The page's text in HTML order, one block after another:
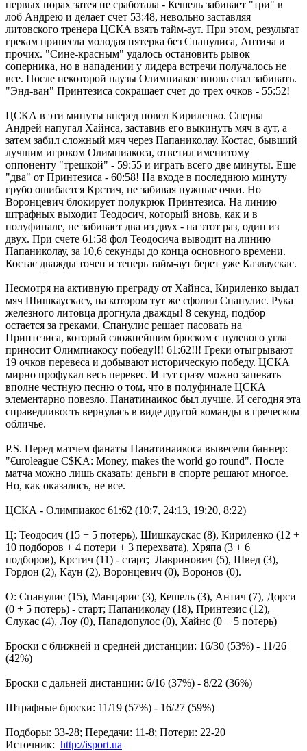
первых порах затея не сработала - Кешель забивает "три" в
лоб Андрею и делает счет 53:48, невольно заставляя
литовского тренера ЦСКА взять тайм-аут. При этом, результат
грекам принесла молодая пятерка без Спанулиса, Антича и
прочих. "Сине-красным" удалось остановить рывок
соперника, но в нападении у лидера встречи получалось не
все. После некоторой паузы Олимпиакос вновь стал забивать.
"Энд-ван" Принтезиса сокращает счет до трех очков - 55:52!
ЦСКА в эти минуты вперед повел Кириленко. Сперва
Андрей напугал Хайнса, заставив его выкинуть мяч в аут, а
затем забил сложный мяч через Папаниколау. Костас, бывший
лучшим игроком Олимпиакоса, ответил именитому
оппоненту "трешкой" - 59:55 и играть всего две минуты. Еще
"два" от Принтезиса - 60:58! На входе в последнюю минуту
грубо ошибается Крстич, не забивая нужные очки. Но
Воронцевич блокирует полукрюк Принтезиса. На линию
штрафных выходит Теодосич, который вновь, как и в
полуфинале, не забивает два из двух - на этот раз, один из
двух. При счете 61:58 фол Теодосича выводит на линию
Папаниколау, за 10,6 секунды до конца основного времени.
Костас дважды точен и теперь тайм-аут берет уже Казлаускас.
Несмотря на активную преграду от Хайнса, Кириленко выдал
мяч Шишкаускасу, на котором тут же сфолил Спанулис. Рука
железного литовца дрогнула дважды! 8 секунд, подбор
остается за греками, Спанулис решает пасовать на
Принтезиса, который сложнейшим броском с нулевого угла
приносит Олимпиакосу победу!!! 61:62!!! Греки отыгрывают
19 очков перевеса и добывают историческую победу. ЦСКА
мирно профукал весь перевес. И тут сразу можно запевать
вполне честную песню о том, что в полуфинале ЦСКА
элементарно повезло. Панатинаикос был лучше. И сегодня эта
справедливость вернулась в виде другой команды в греческом
обличье.
P.S. Перед матчем фанаты Панатинаикоса вывесели баннер:
"€uroleague C$KA: Money, makes the world go round". После
матча можно лишь сказать: деньги в спорте решают многое.
Но, как оказалось, не все.
ЦСКА - Олимпиакос 61:62 (10:7, 24:13, 19:20, 8:22)
Ц: Теодосич (15 + 5 потерь), Шишкаускас (8), Кириленко (12 +
10 подборов + 4 потери + 3 перехвата), Хряпа (3 + 6
подборов), Крстич (11) - старт; Лавринович (5), Швед (3),
Гордон (2), Каун (2), Воронцевич (0), Воронов (0).
О: Спанулис (15), Манцарис (3), Кешель (3), Антич (7), Дорси
(0 + 5 потерь) - старт; Папаниколау (18), Принтезис (12),
Слукас (4), Лоу (0), Пападопулос (0), Хайнс (0 + 5 потерь)
Броски с ближней и средней дистанции: 16/30 (53%) - 11/26
(42%)
Броски с дальней дистанции: 6/16 (37%) - 8/22 (36%)
Штрафные броски: 11/19 (57%) - 16/27 (59%)
Подборы: 33-28; Передачи: 11-8; Потери: 22-20
Источник: http://isport.ua